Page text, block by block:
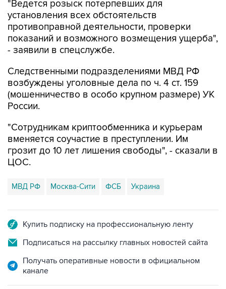
"Ведется розыск потерпевших для
установления всех обстоятельств
противоправной деятельности, проверки
показаний и возможного возмещения ущерба",
- заявили в спецслужбе.
Следственными подразделениями МВД РФ
возбуждены уголовные дела по ч. 4 ст. 159
(мошенничество в особо крупном размере) УК
России.
"Сотрудникам криптообменника и курьерам
вменяется соучастие в преступлении. Им
грозит до 10 лет лишения свободы", - сказали в
ЦОС.
МВД РФ Москва-Сити ФСБ Украина
Купить подписку на профессиональную ленту
Подписаться на рассылку главных новостей сайта
Получать оперативные новости в официальном
канале